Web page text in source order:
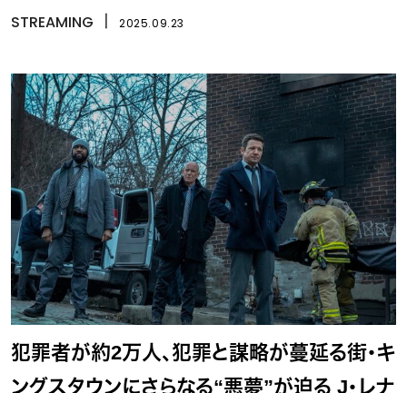
STREAMING 2025.09.23
犯罪者が約2万人、犯罪と謀略が蔓延る街・キ
ングスタウンにさらなる“悪夢”が迫る J・レナ